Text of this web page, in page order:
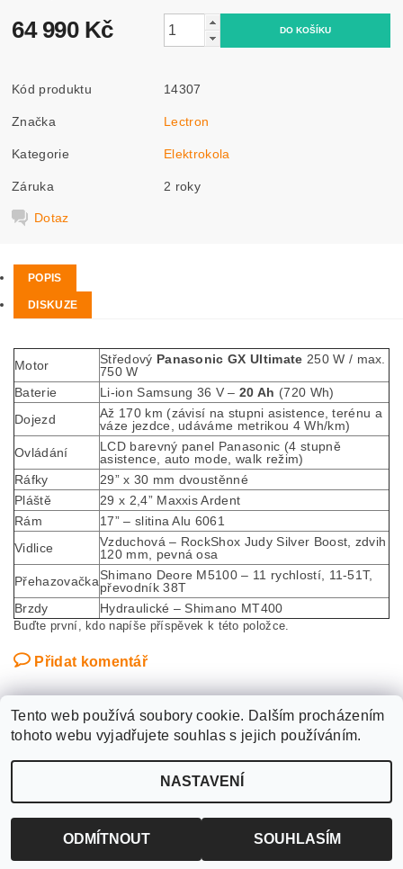
64 990 Kč
Kód produktu 14307
Značka Lectron
Kategorie Elektrokola
Záruka 2 roky
Dotaz
POPIS
DISKUZE
Motor Středový Panasonic GX Ultimate 250 W / max.
750 W
Baterie
Li-ion Samsung 36 V – 20 Ah (720 Wh)
Dojezd
Až 170 km (závisí na stupni asistence, terénu a
váze jezdce, udáváme metrikou 4 Wh/km)
Ovládání
LCD barevný panel Panasonic (4 stupně
asistence, auto mode, walk režim)
Ráfky
29” x 30 mm dvoustěnné
Pláště
29 x 2,4” Maxxis Ardent
Rám
17” – slitina Alu 6061
Vidlice
Vzduchová – RockShox Judy Silver Boost, zdvih
120 mm, pevná osa
PřehazovačkaShimano Deore M5100 – 11 rychlostí, 11-51T,
převodník 38T
Brzdy
Hydraulické – Shimano MT400
Buďte první, kdo napíše příspěvek k této položce.
Přidat komentář
WANTED SPORT PARDUBICE , všechna práva vyhrazena
cookies
Tento web používá soubory cookie. Dalším procházením
tohoto webu vyjadřujete souhlas s jejich používáním.
NASTAVENÍ
ODMÍTNOUT SOUHLASÍM